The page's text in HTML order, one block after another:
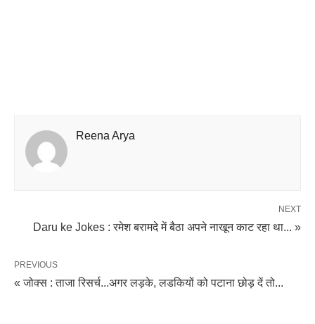
Reena Arya
NEXT
Daru ke Jokes : रमेश बरामदे में बैठा अपने नाखून काट रहा था... »
PREVIOUS
« जोक्स : ताजा रिसर्च...अगर लड़के, लडकियों को पटाना छोड़ दें तो...